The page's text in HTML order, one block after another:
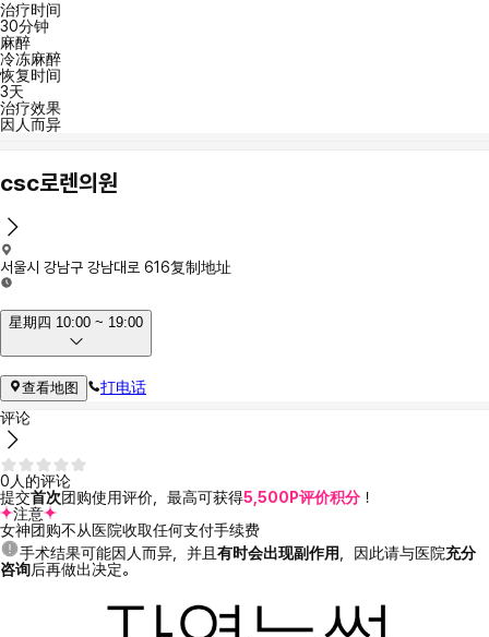
治疗时间
30分钟
麻醉
冷冻麻醉
恢复时间
3天
治疗效果
因人而异
csc로렌의원
서울시 강남구 강남대로 616复制地址
星期四 10:00 ~ 19:00
查看地图
打电话
评论
0人的评论
提交首次团购使用评价，最高可获得5,500P评价积分 ！
注意
女神团购不从医院收取任何支付手续费
手术结果可能因人而异，并且 有时会出现副作用 ，因此请与医院充分
咨询后再做出决定。